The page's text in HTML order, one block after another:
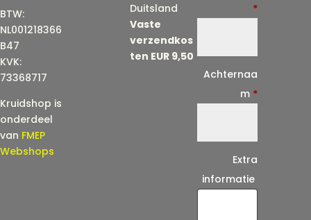
BTW:
NL001218366
B47
KVK:
73368717
Kruidshop is
onderdeel
van FMEP
Webshops
Duitsland
Vaste
verzendkos
ten EUR 9,50
*
Achternaa
m *
Extra
informatie